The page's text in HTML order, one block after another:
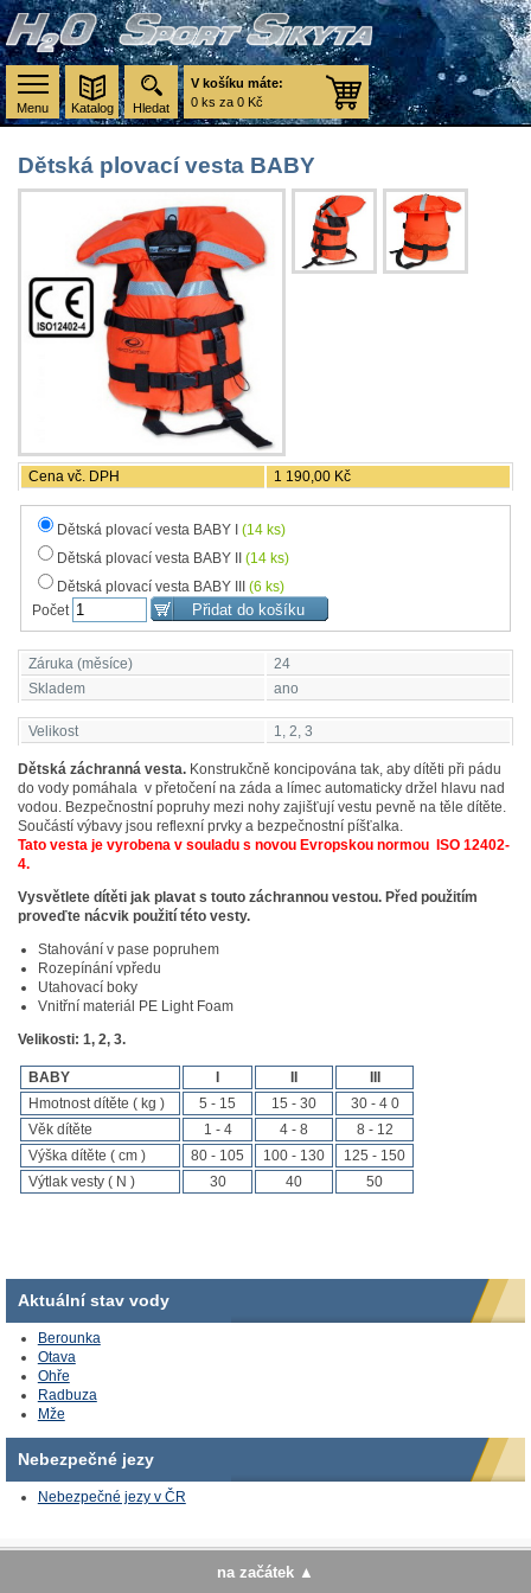
Menu
V košíku máte:
0 ks za 0 Kč
Hledat
Dětská plovací vesta BABY
Cena vč. DPH 1 190,00 Kč
Dětská plovací vesta BABY I (14 ks)
Dětská plovací vesta BABY II (14 ks)
Dětská plovací vesta BABY III (6 ks)
Počet
Záruka (měsíce)
24
Skladem
ano
Velikost 1, 2, 3
Dětská záchranná vesta. Konstrukčně koncipována tak, aby dítěti při pádu
do vody pomáhala v přetočení na záda a límec automaticky držel hlavu nad
vodou. Bezpečnostní popruhy mezi nohy zajišťují vestu pevně na těle dítěte.
Součástí výbavy jsou reflexní prvky a bezpečnostní píšťalka.
Tato vesta je vyrobena v souladu s novou Evropskou normou ISO 12402-
4.
Vysvětlete dítěti jak plavat s touto záchrannou vestou. Před použitím
proveďte nácvik použití této vesty.
Stahování v pase popruhem
Rozepínání vpředu
Utahovací boky
Vnitřní materiál PE Light Foam
Velikosti: 1, 2, 3.
BABY
Hmotnost dítěte ( kg )
5 - 15 15 - 30
30 - 4 0
Věk dítěte
1 - 4 4 - 8
8 - 12
Výška dítěte ( cm )
80 - 105 100 - 130
125 - 150
Výtlak vesty ( N )
30 40 50
Katalog
Aktuální stav vody
Berounka
Otava
Ohře
Radbuza
Mže
Nebezpečné jezy
Nebezpečné jezy v ČR
na začátek